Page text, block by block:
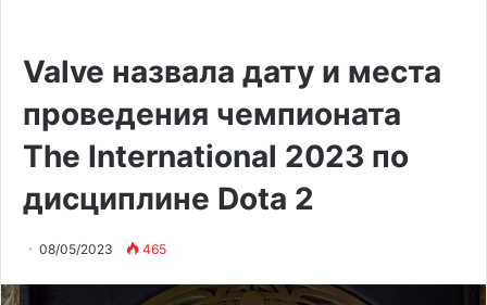
Valve назвала дату и места
проведения чемпионата
The International 2023 по
дисциплине Dota 2
08/05/2023 465